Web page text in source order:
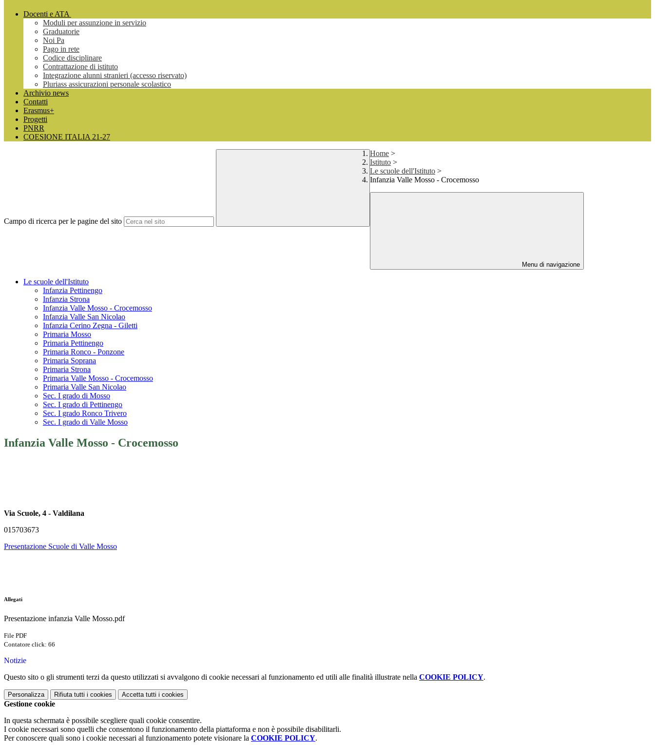
Docenti e ATA
Moduli per assunzione in servizio
Graduatorie
Noi Pa
Pago in rete
Codice disciplinare
Contrattazione di istituto
Integrazione alunni stranieri (accesso riservato)
Pluriass assicurazioni personale scolastico
Archivio news
Contatti
Erasmus+
Progetti
PNRR
COESIONE ITALIA 21-27
Campo di ricerca per le pagine del sito
Home >
Istituto >
Le scuole dell'Istituto >
Infanzia Valle Mosso - Crocemosso
Menu di navigazione
Le scuole dell'Istituto
Infanzia Pettinengo
Infanzia Strona
Infanzia Valle Mosso - Crocemosso
Infanzia Valle San Nicolao
Infanzia Cerino Zegna - Giletti
Primaria Mosso
Primaria Pettinengo
Primaria Ronco - Ponzone
Primaria Soprana
Primaria Strona
Primaria Valle Mosso - Crocemosso
Primaria Valle San Nicolao
Sec. I grado di Mosso
Sec. I grado di Pettinengo
Sec. I grado Ronco Trivero
Sec. I grado di Valle Mosso
Infanzia Valle Mosso - Crocemosso
Via Scuole, 4 - Valdilana
015703673
Presentazione Scuole di Valle Mosso
Allegati
Presentazione infanzia Valle Mosso.pdf
File PDF
Contatore click: 66
Notizie
Questo sito o gli strumenti terzi da questo utilizzati si avvalgono di cookie necessari al funzionamento ed utili alle finalità illustrate nella COOKIE POLICY.
Personalizza Rifiuta tutti i cookies Accetta tutti i cookies
Gestione cookie
In questa schermata è possibile scegliere quali cookie consentire.
I cookie necessari sono quelli che consentono il funzionamento della piattaforma e non è possibile disabilitarli.
Per conoscere quali sono i cookie necessari al funzionamento potete visionare la COOKIE POLICY.